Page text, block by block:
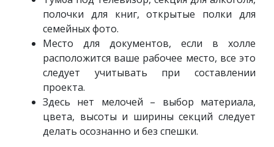
полочки для книг, открытые полки для
семейных фото.
Место для документов, если в холле
расположится ваше рабочее место, все это
следует учитывать при составлении
проекта.
Здесь нет мелочей – выбор материала,
цвета, высоты и ширины секций следует
делать осознанно и без спешки.